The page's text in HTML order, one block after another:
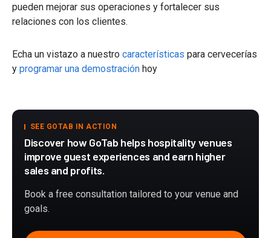
pueden mejorar sus operaciones y fortalecer sus
relaciones con los clientes.
Echa un vistazo a nuestro características para cervecerías
y programar una demostración hoy
SEE GOTAB IN ACTION
Discover how GoTab helps hospitality venues
improve guest experiences and earn higher
sales and profits.
Book a free consultation tailored to your venue and
goals.